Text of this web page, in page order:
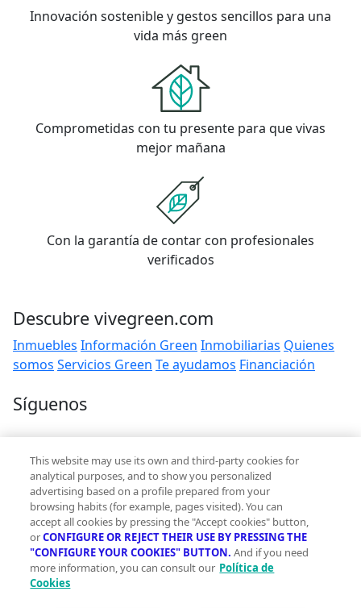
Innovación sostenible y gestos sencillos para una
vida más green
Comprometidas con tu presente para que vivas
mejor mañana
Con la garantía de contar con profesionales
verificados
Descubre vivegreen.com
Inmuebles Información Green Inmobiliarias Quienes
somos Servicios Green Te ayudamos Financiación
Síguenos
Contacto
hola@vivegreen.com
Aviso Legal
Condiciones de uso
This website may use its own and third-party cookies for
analytical purposes, and to show you personalized
advertising based on a profile prepared from your
browsing habits (for example, pages visited). You can
accept all cookies by pressing the "Accept cookies" button,
orCONFIGURE OR REJECT THEIR USE BY PRESSING THE
"CONFIGURE YOUR COOKIES" BUTTON. And if you need
more information, you can consult our Política de
Cookies